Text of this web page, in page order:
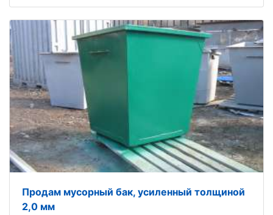
Продам мусорный бак, усиленный толщиной
2,0 мм